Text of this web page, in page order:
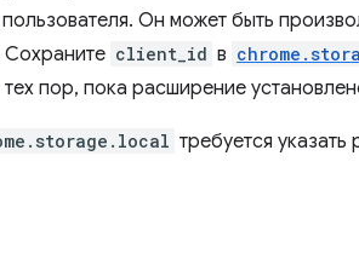
Он может быть
Сохраните client_id в
пор, пока расширение
требуется